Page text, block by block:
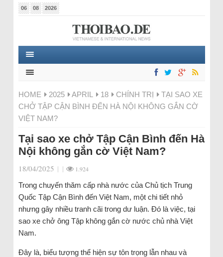
06 08 2026
HOME 2025 APRIL 18 CHÍNH TRỊ
TẠI SAO XE
CHỞ TẬP CẬN BÌNH ĐẾN HÀ NỘI KHÔNG GẮN CỜ
VIỆT NAM?
Tại sao xe chở Tập Cận Bình đến Hà
Nội không gắn cờ Việt Nam?
18/04/2025 | | 1.924
Trong chuyến thăm cấp nhà nước của Chủ tịch Trung
Quốc Tập Cận Bình đến Việt Nam, một chi tiết nhỏ
nhưng gây nhiều tranh cãi trong dư luận. Đó là việc, tại
sao xe chở ông Tập không gắn cờ nước chủ nhà Việt
Nam.
Đây là, biểu tượng thể hiện sự tôn trọng lẫn nhau và